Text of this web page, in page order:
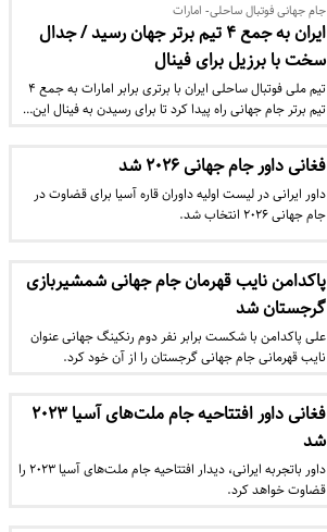
جام جهانی فوتبال ساحلی- امارات
ایران به جمع ۴ تیم برتر جهان رسید / جدال
سخت با برزیل برای فینال
تیم ملی فوتبال ساحلی ایران با برتری برابر امارات به جمع ۴
تیم برتر جام جهانی راه پیدا کرد تا برای رسیدن به فینال این…
فغانی داور جام جهانی ۲۰۲۶ شد
داور ایرانی در لیست اولیه داوران قاره آسیا برای قضاوت در
جام جهانی ۲۰۲۶ انتخاب شد.
پاکدامن نایب قهرمان جام جهانی شمشیربازی
گرجستان شد
علی پاکدامن با شکست برابر نفر دوم رنکینگ جهانی عنوان
نایب قهرمانی جام جهانی گرجستان را از آن خود کرد.
فغانی داور افتتاحیه جام ملت‌های آسیا ۲۰۲۳
شد
داور باتجربه ایرانی، دیدار افتتاحیه جام ملت‌های آسیا ۲۰۲۳ را
قضاوت خواهد کرد.